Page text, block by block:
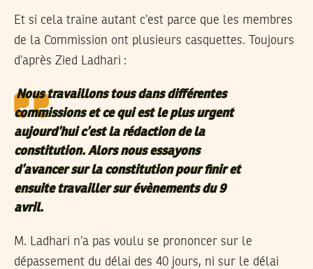
Et si cela traine autant c’est parce que les membres
de la Commission ont plusieurs casquettes. Toujours
d’après Zied Ladhari :
Nous travaillons tous dans différentes
commissions et ce qui est le plus urgent
aujourd’hui c’est la rédaction de la
constitution. Alors nous essayons
d’avancer sur la constitution pour finir et
ensuite travailler sur évènements du 9
avril.
M. Ladhari n’a pas voulu se prononcer sur le
dépassement du délai des 40 jours, ni sur le délai